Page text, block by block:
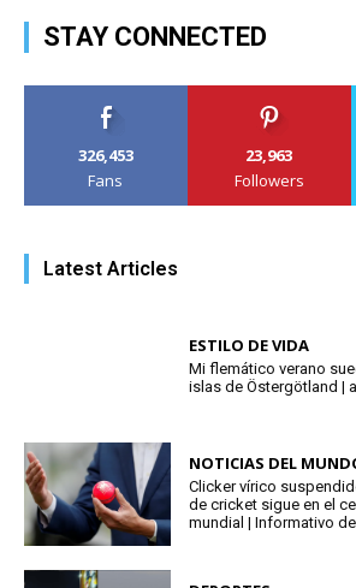
STAY CONNECTED
326,453
Fans
23,963
Followers
Latest Articles
ESTILO DE VIDA
Mi flemático verano
islas de Östergötland |
NOTICIAS DEL
Clicker vírico
de cricket sigue en el
mundial | Informativo